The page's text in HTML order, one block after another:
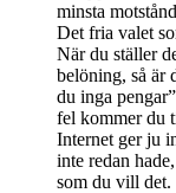
minsta
Det fria valet
När du ställer
belöning, så är
du inga
fel kommer du
Internet ger ju
inte redan
som du vill det.